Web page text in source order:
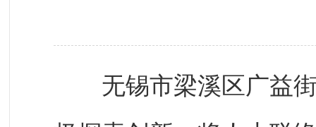
无锡市梁溪区广益街